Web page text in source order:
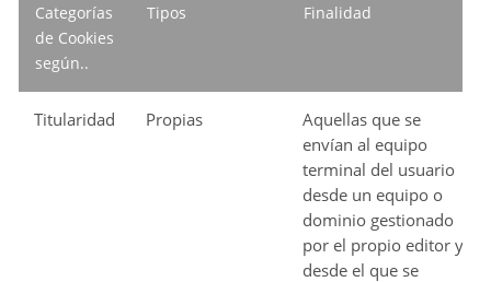
Categorías
de Cookies
según..
Tipos Finalidad
Titularidad Propias
Aquellas que se
envían al equipo
terminal del usuario
desde un equipo o
dominio gestionado
por el propio editor y
desde el que se